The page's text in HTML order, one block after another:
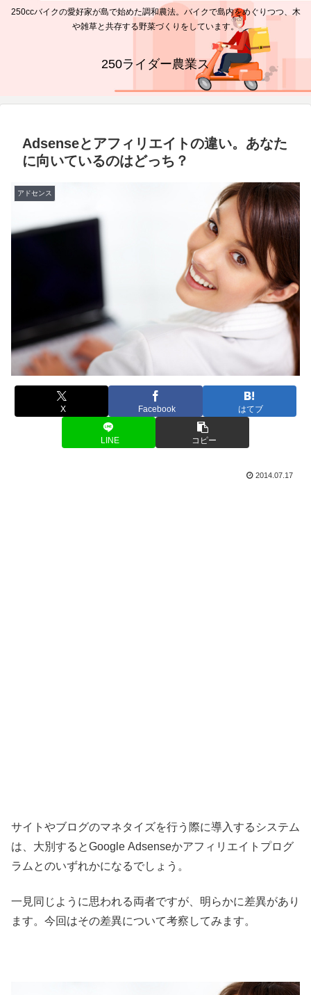
250ccバイクの愛好家が島で始めた調和農法。バイクで島内をめぐりつつ、木
や雑草と共存する野菜づくりをしています。
250ライダー農業ス
Adsenseとアフィリエイトの違い。あなた
に向いているのはどっち？
アドセンス
X Facebook はてブ
LINE コピー
2014.07.17
サイトやブログのマネタイズを行う際に導入するシステム
は、大別するとGoogle Adsenseかアフィリエイトプログ
ラムとのいずれかになるでしょう。
一見同じように思われる両者ですが、明らかに差異があり
ます。今回はその差異について考察してみます。